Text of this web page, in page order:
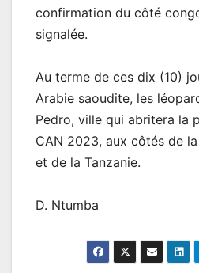
confirmation du côté
signalée.
Au terme de ces dix (10)
Arabie saoudite, les
Pedro, ville qui abritera la
CAN 2023, aux côtés de
et de la Tanzanie.
D. Ntumba